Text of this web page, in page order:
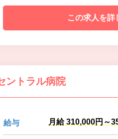
この求人を詳
ントラル病院
給与 月給 310,000円～